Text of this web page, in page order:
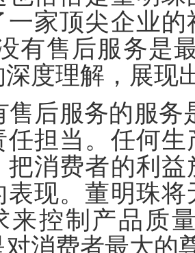
一家顶尖企业
有售后服务是
度理解，展现
售后服务的服
任担当。任何
把消费者的利
表现。董明珠
来控制产品质
对消费者最大的